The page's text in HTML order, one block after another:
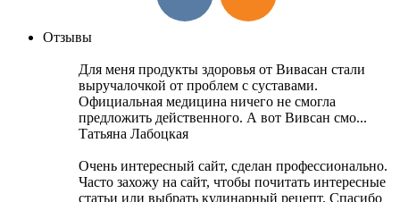
Отзывы
Для меня продукты здоровья от Вивасан стали
выручалочкой от проблем с суставами.
Официальная медицина ничего не смогла
предложить действенного. А вот Вивсан смо...
Татьяна Лабоцкая
Очень интересный сайт, сделан профессионально.
Часто захожу на сайт, чтобы почитать интересные
статьи или выбрать кулинарный рецепт. Спасибо